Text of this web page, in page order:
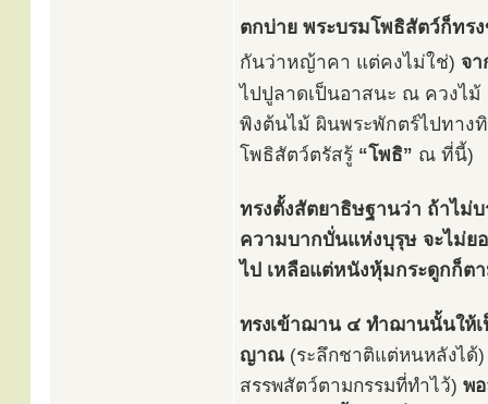
ตกบ่าย พระบรมโพธิสัตว์ก็ทร
กันว่าหญ้าคา แต่คงไม่ใช่) จ
ไปปูลาดเป็นอาสนะ ณ ควงไม้
พิงต้นไม้ ผินพระพักตร์ไปทาง
โพธิสัตว์ตรัสรู้ “โพธิ” ณ ที่นี้)
ทรงตั้งสัตยาธิษฐานว่า ถ้าไม่
ความบากบั่นแห่งบุรุษ จะไม่ย
ไป เหลือแต่หนังหุ้มกระดูกก็ต
ทรงเข้าฌาน ๔ ทำฌานนั้นให้
ญาณ (ระลึกชาติแต่หนหลังได้
สรรพสัตว์ตามกรรมที่ทำไว้) พ